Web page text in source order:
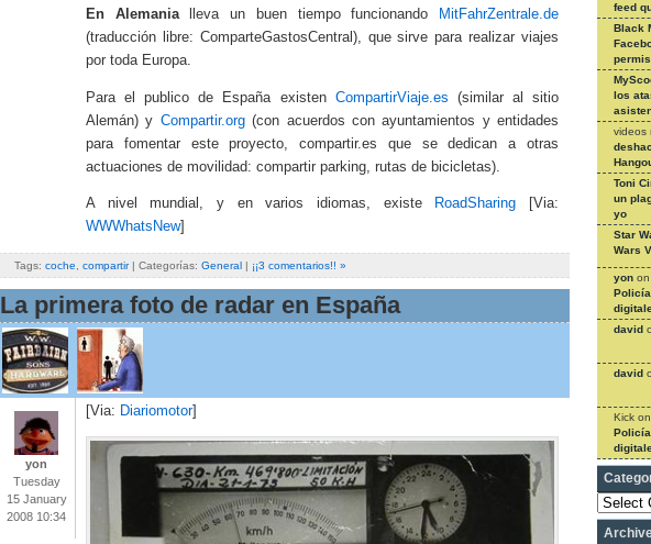
En Alemanialleva un buen tiempo funcionando
MitFahrZentrale.de
(traducción libre: ComparteGastosCentral), que sirve para realizar viajes
por toda Europa.
Para el publico de España existen CompartirViaje.es (similar al sitio
Alemán) y Compartir.org(con acuerdos con ayuntamientos y entidades
para fomentar este proyecto, compartir.es que se dedican a otras
actuaciones de movilidad: compartir parking, rutas de bicicletas).
A nivel mundial, y en varios idiomas, existe RoadSharing [Via:
WWWhatsNew]
Tags: coche compartir| Categorías: General | ¡¡3 comentarios!! »
La primera foto de radar en España
yon
Tuesday
15 January
2008 10:34
[Via: Diariomotor]
feed
Black
los
videos
Toni
un
yo
Star
Wars
yon
david
david
Kick
Categories